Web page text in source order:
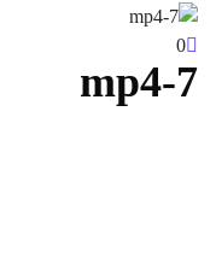
0
7-mp4